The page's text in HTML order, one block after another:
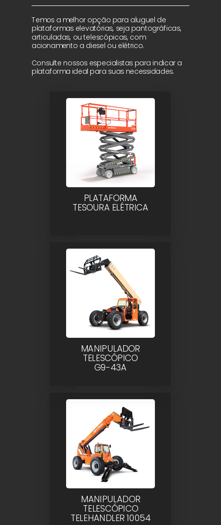
Temos a melhor opção para aluguel de
plataformas elevatórias, seja pantográficas,
articuladas, ou telescópicas, com
acionamento a diesel ou elétrico.
Consulte nossos especialistas para indicar a
plataforma ideal para suas necessidades.
PLATAFORMA
TESOURA ELÉTRICA
MANIPULADOR
TELESCÓPICO
G9-43A
MANIPULADOR
TELESCÓPICO
TELEHANDLER 10054